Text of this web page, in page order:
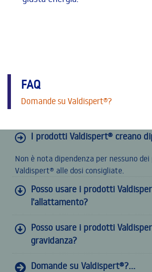
FAQ
Domande su Valdispert®?
I prodotti Valdispert® creano
Non è nota dipendenza per nessuno
Valdispert® alle dosi consigliate.
Posso usare i prodotti
l'allattamento?
Posso usare i prodotti
gravidanza?
Domande su Valdispert®?...